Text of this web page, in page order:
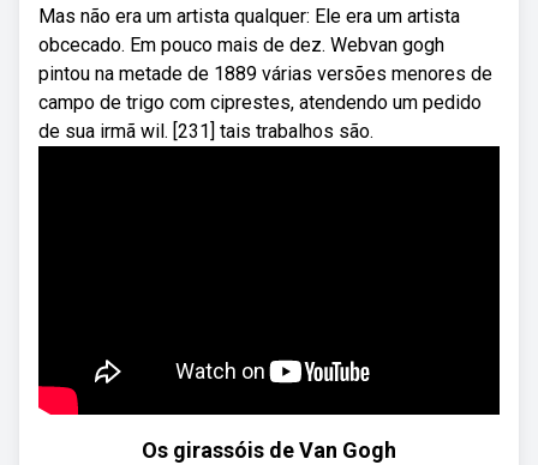
Mas não era um artista qualquer: Ele era um artista
obcecado. Em pouco mais de dez. Webvan gogh
pintou na metade de 1889 várias versões menores de
campo de trigo com ciprestes, atendendo um pedido
de sua irmã wil. [231] tais trabalhos são.
Os girassóis de Van Gogh